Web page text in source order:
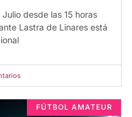
desde las 15 horas
Lastra de Linares está
FÚTBOL AMATEUR